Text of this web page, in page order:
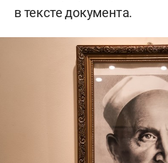
в тексте документа.